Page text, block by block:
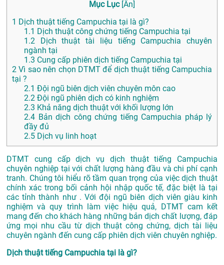
Mục Lục [Ẩn]
1 Dịch thuật tiếng Campuchia tại là gì?
1.1 Dịch thuật công chứng tiếng Campuchia tại
1.2 Dịch thuật tài liệu tiếng Campuchia chuyên
ngành tại
1.3 Cung cấp phiên dịch tiếng Campuchia tại
2 Vì sao nên chọn DTMT để dịch thuật tiếng Campuchia
tại ?
2.1 Đội ngũ biên dịch viên chuyên môn cao
2.2 Đội ngũ phiên dịch có kinh nghiệm
2.3 Khả năng dịch thuật với khối lượng lớn
2.4 Bản dịch công chứng tiếng Campuchia pháp lý
đầy đủ
2.5 Dịch vụ linh hoạt
DTMT cung cấp dịch vụ dịch thuật tiếng Campuchia
chuyên nghiệp tại với chất lượng hàng đầu và chi phí cạnh
tranh. Chúng tôi hiểu rõ tầm quan trọng của việc dịch thuật
chính xác trong bối cảnh hội nhập quốc tế, đặc biệt là tại
các tỉnh thành như . Với đội ngũ biên dịch viên giàu kinh
nghiệm và quy trình làm việc hiệu quả, DTMT cam kết
mang đến cho khách hàng những bản dịch chất lượng, đáp
ứng mọi nhu cầu từ dịch thuật công chứng, dịch tài liệu
chuyên ngành đến cung cấp phiên dịch viên chuyên nghiệp.
Dịch thuật tiếng Campuchia tại là gì?